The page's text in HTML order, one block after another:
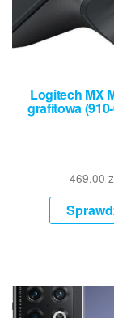
Logitech MX
grafitowa
469,00